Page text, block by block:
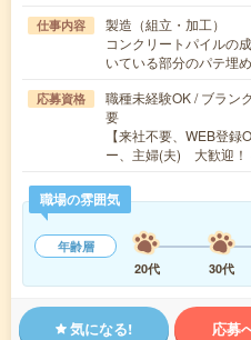
仕事内容
製造（組立・加工）
コンクリートパイルの
いている部分のパテ埋
応募資格
職種未経験OK / ブラン
要
【来社不要、WEB登
ー、主婦(夫) 大歓迎
職場の雰囲気
年齢層
20代
30代
気になる! 応募